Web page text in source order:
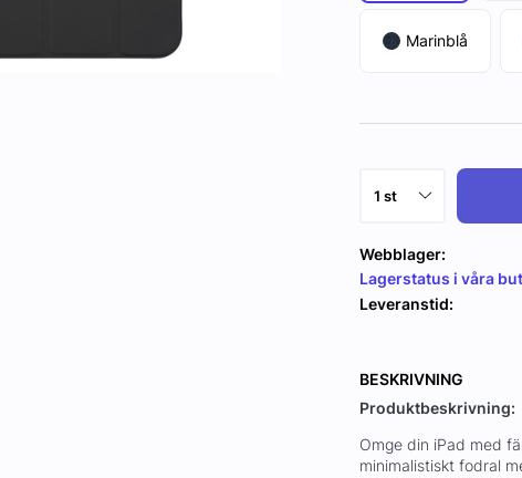
Marinblå
Webblager:
Lagerstatus i våra
Leveranstid:
BESKRIVNING
Produktbeskrivning:
Omge din iPad med
minimalistiskt fodral